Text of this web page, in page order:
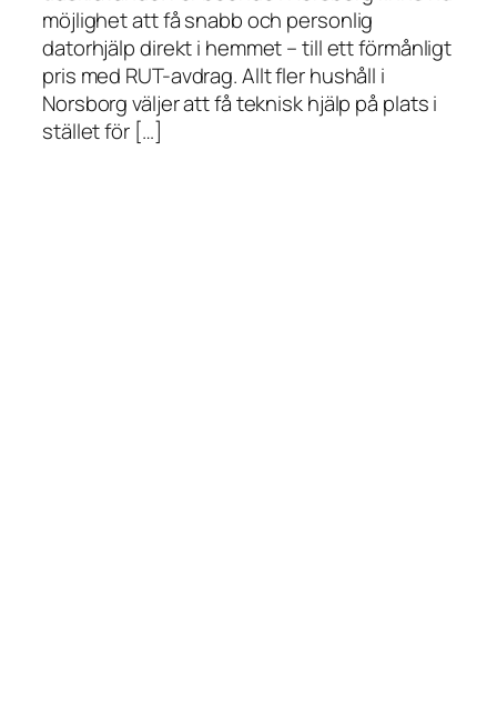
möjlighet att få snabb och personlig
datorhjälp direkt i hemmet – till ett förmånligt
pris med RUT-avdrag. Allt fler hushåll i
Norsborg väljer att få teknisk hjälp på plats i
stället för […]